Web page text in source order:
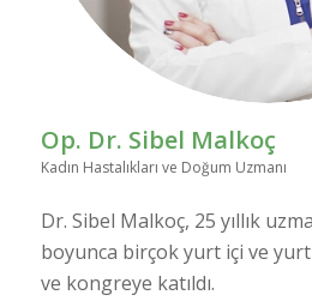
Op. Dr. Sibel Malkoç
Kadın Hastalıkları ve Doğum Uzmanı
Dr. Sibel Malkoç, 25 yıllık
boyunca birçok yurt içi ve yurt
ve kongreye katıldı.